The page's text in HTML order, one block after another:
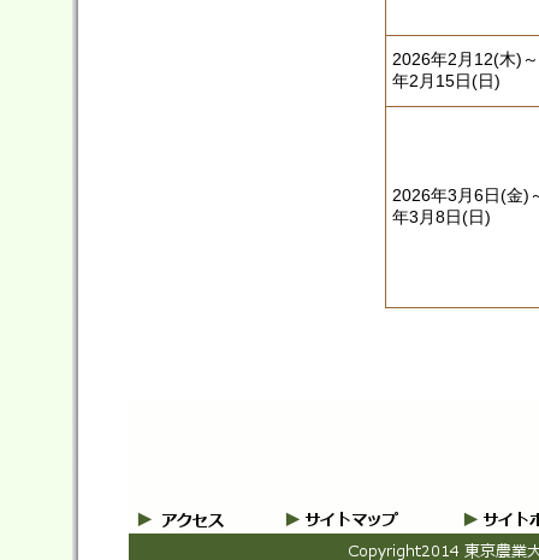
2026年2月12(木)
年2月15日(日)
2026年3月6日(金)
年3月8日(日)